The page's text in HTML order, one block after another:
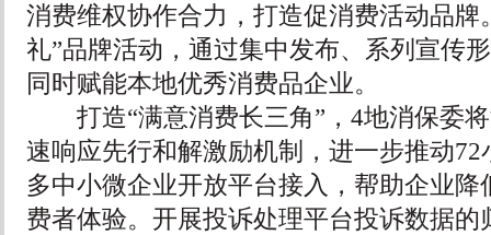
消费维权协作合力，打造促消费活动品牌
礼”品牌活动，通过集中发布、系列宣传
同时赋能本地优秀消费品企业。
打造“满意消费长三角”，4地消保委将
速响应先行和解激励机制，进一步推动
多中小微企业开放平台接入，帮助企业降
费者体验。开展投诉处理平台投诉数据的